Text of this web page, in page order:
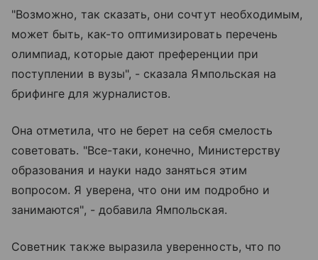
"Возможно, так сказать, они сочтут необходимым,
может быть, как-то оптимизировать перечень
олимпиад, которые дают преференции при
поступлении в вузы", - сказала Ямпольская на
брифинге для журналистов.
Она отметила, что не берет на себя смелость
советовать. "Все-таки, конечно, Министерству
образования и науки надо заняться этим
вопросом. Я уверена, что они им подробно и
занимаются", - добавила Ямпольская.
Советник также выразила уверенность, что по